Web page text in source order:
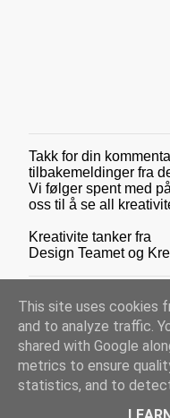
L
e
g
g
n
n
k
o
m
e
n
Takk for din
tilbakemeldinger fra
Vi følger spent med
oss til å se all
Kreativite tanker fra
Design Teamet og
COPYRIGHT - Kreativ
This site uses cookies
and to analyze traffic.
shared with Google
metrics to ensure
statistics, and to